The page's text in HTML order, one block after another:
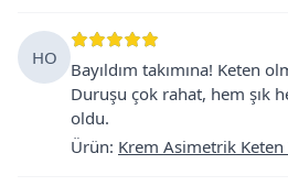
HO
Bayıldım takımına! Keten
Duruşu çok rahat, hem şık
oldu.
Ürün: Krem Asimetrik Keten